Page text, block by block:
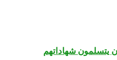
يتسلمون شهاداتهم